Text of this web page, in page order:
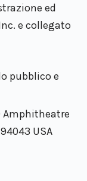
ed
e collegato
pubblico e
Amphitheatre
USA